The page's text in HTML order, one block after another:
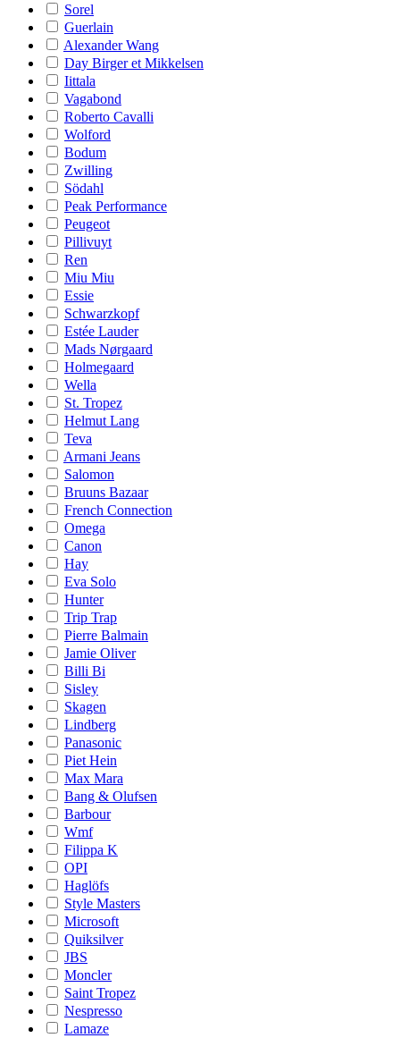
Sorel
Guerlain
Alexander Wang
Day Birger et Mikkelsen
Iittala
Vagabond
Roberto Cavalli
Wolford
Bodum
Zwilling
Södahl
Peak Performance
Peugeot
Pillivuyt
Ren
Miu Miu
Essie
Schwarzkopf
Estée Lauder
Mads Nørgaard
Holmegaard
Wella
St. Tropez
Helmut Lang
Teva
Armani Jeans
Salomon
Bruuns Bazaar
French Connection
Omega
Canon
Hay
Eva Solo
Hunter
Trip Trap
Pierre Balmain
Jamie Oliver
Billi Bi
Sisley
Skagen
Lindberg
Panasonic
Piet Hein
Max Mara
Bang & Olufsen
Barbour
Wmf
Filippa K
OPI
Haglöfs
Style Masters
Microsoft
Quiksilver
JBS
Moncler
Saint Tropez
Nespresso
Lamaze